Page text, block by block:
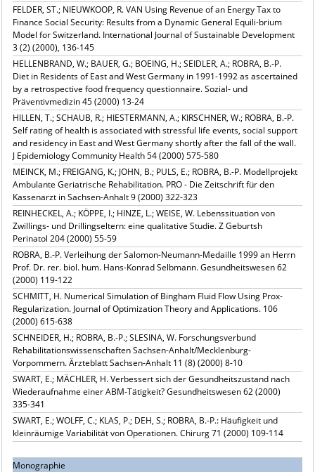
FELDER, ST.; NIEUWKOOP, R. VAN Using Revenue of an Energy Tax to
Finance Social Security: Results from a Dynamic General Equili-brium
Model for Switzerland. International Journal of Sustainable Development
3 (2) (2000), 136-145
HELLENBRAND, W.; BAUER, G.; BOEING, H.; SEIDLER, A.; ROBRA, B.-P.
Diet in Residents of East and West Germany in 1991-1992 as ascertained
by a retrospective food frequency questionnaire. Sozial- und
Präventivmedizin 45 (2000) 13-24
HILLEN, T.; SCHAUB, R.; HIESTERMANN, A.; KIRSCHNER, W.; ROBRA, B.-P.
Self rating of health is associated with stressful life events, social support
and residency in East and West Germany shortly after the fall of the wall.
J Epidemiology Community Health 54 (2000) 575-580
MEINCK, M.; FREIGANG, K.; JOHN, B.; PULS, E.; ROBRA, B.-P. Modellprojekt
Ambulante Geriatrische Rehabilitation. PRO - Die Zeitschrift für den
Kassenarzt in Sachsen-Anhalt 9 (2000) 322-323
REINHECKEL, A.; KÖPPE, I.; HINZE, L.; WEISE, W. Lebenssituation von
Zwillings- und Drillingseltern: eine qualitative Studie. Z Geburtsh
Perinatol 204 (2000) 55-59
ROBRA, B.-P. Verleihung der Salomon-Neumann-Medaille 1999 an Herrn
Prof. Dr. rer. biol. hum. Hans-Konrad Selbmann. Gesundheitswesen 62
(2000) 119-122
SCHMITT, H. Numerical Simulation of Bingham Fluid Flow Using Prox-
Regularization. Journal of Optimization Theory and Applications. 106
(2000) 615-638
SCHNEIDER, H.; ROBRA, B.-P.; SLESINA, W. Forschungsverbund
Rehabilitationswissenschaften Sachsen-Anhalt/Mecklenburg-
Vorpommern. Ärzteblatt Sachsen-Anhalt 11 (8) (2000) 8-10
SWART, E.; MÄCHLER, H. Verbessert sich der Gesundheitszustand nach
Wiederaufnahme einer ABM-Tätigkeit? Gesundheitswesen 62 (2000)
335-341
SWART, E.; WOLFF, C.; KLAS, P.; DEH, S.; ROBRA, B.-P.: Häufigkeit und
kleinräumige Variabilität von Operationen. Chirurg 71 (2000) 109-114
Monographie